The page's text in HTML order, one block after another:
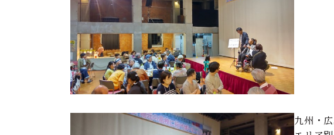
九州・